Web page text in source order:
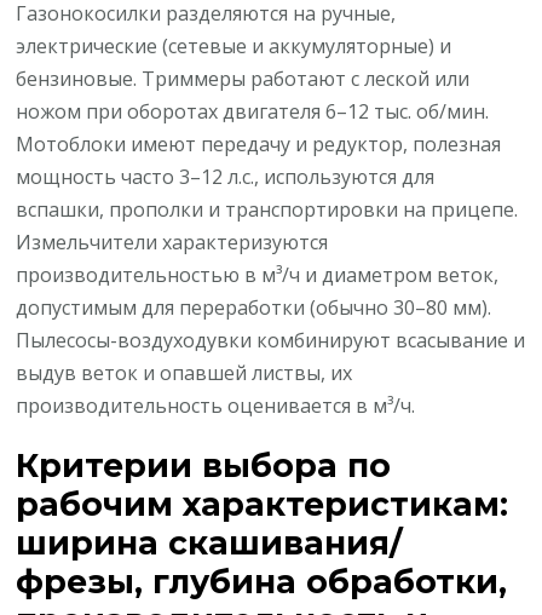
Газонокосилки разделяются на ручные,
электрические (сетевые и аккумуляторные) и
бензиновые. Триммеры работают с леской или
ножом при оборотах двигателя 6–12 тыс. об/мин.
Мотоблоки имеют передачу и редуктор, полезная
мощность часто 3–12 л.с., используются для
вспашки, прополки и транспортировки на прицепе.
Измельчители характеризуются
производительностью в м³/ч и диаметром веток,
допустимым для переработки (обычно 30–80 мм).
Пылесосы-воздуходувки комбинируют всасывание и
выдув веток и опавшей листвы, их
производительность оценивается в м³/ч.
Критерии выбора по
рабочим характеристикам:
ширина скашивания/
фрезы, глубина обработки,